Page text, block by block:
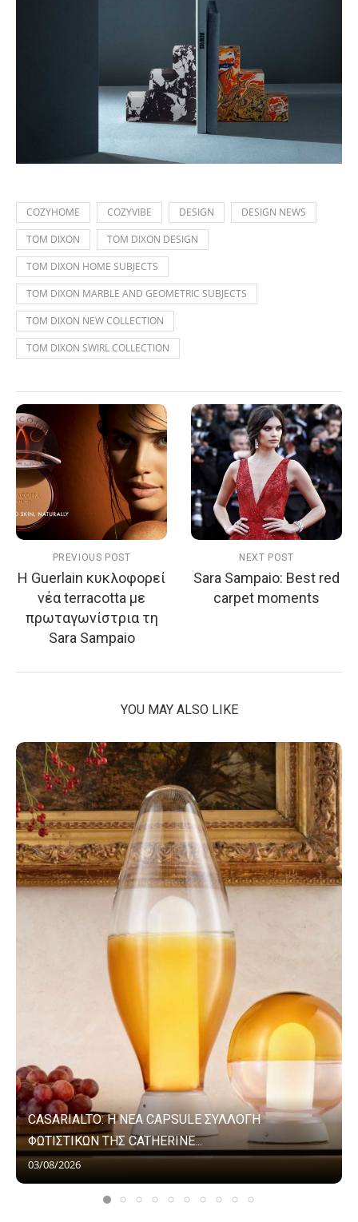
COZYHOME COZYVIBE DESIGN
DESIGN NEWS
TOM DIXON
TOM DIXON DESIGN
TOM DIXON HOME SUBJECTS
TOM DIXON MARBLE AND GEOMETRIC SUBJECTS
TOM DIXON NEW COLLECTION
TOM DIXON SWIRL COLLECTION
PREVIOUS POST
Η Guerlain κυκλοφορεί
νέα terracotta με
πρωταγωνίστρια τη
Sara Sampaio
NEXT POST
Sara Sampaio: Best red
carpet moments
YOU MAY ALSO LIKE
CASARIALTO: Η ΝΕΑ CAPSULE ΣΥΛΛΟΓΗ
ΦΩΤΙΣΤΙΚΩΝ ΤΗΣ CATHERINE...
03/08/2026